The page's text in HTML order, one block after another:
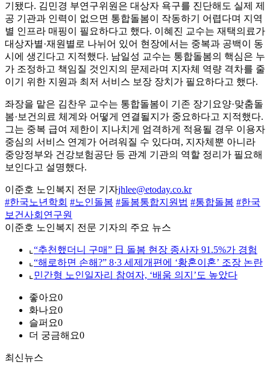
기됐다. 김민경 부연구위원은 대상자 욕구를 진단해도 실제 제
공 기관과 인력이 없으면 통합돌봄이 작동하기 어렵다며 지역
별 인프라 매핑이 필요하다고 했다. 이혜진 교수는 재택의료가
대상자별·재원별로 나뉘어 있어 현장에서는 중복과 공백이 동
시에 생긴다고 지적했다. 남일성 교수는 통합돌봄의 핵심은 누
가 조정하고 책임질 것인지의 문제라며 지자체 역량 격차를 줄
이기 위한 지원과 최저 서비스 보장 장치가 필요하다고 했다.
좌장을 맡은 김찬우 교수는 통합돌봄이 기존 장기요양·맞춤돌
봄·보건의료 체계와 어떻게 연결될지가 중요하다고 지적했다.
그는 중복 급여 제한이 지나치게 엄격하게 적용될 경우 이용자
중심의 서비스 연계가 어려워질 수 있다며, 지자체뿐 아니라
중앙정부와 건강보험공단 등 관계 기관의 역할 정리가 필요해
보인다고 설명했다.
이준호 노인복지 전문 기자jhlee@etoday.co.kr
#한국노년학회 #노인돌봄 #돌봄통합지원법 #통합돌봄 #한국
보건사회연구원
이준호 노인복지 전문 기자의 주요 뉴스
⌞ “추천했더니 구매” 日 돌봄 현장 종사자 91.5%가 경험
⌞ “해로하면 손해?” 8·3 세제개편에 ‘황혼이혼’ 조장 논란
⌞ 민간형 노인일자리 참여자, ‘배움 의지’도 높았다
좋아요0
화나요0
슬퍼요0
더 궁금해요0
최신뉴스